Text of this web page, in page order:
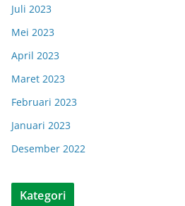
Juli 2023
Mei 2023
April 2023
Maret 2023
Februari 2023
Januari 2023
Desember 2022
Kategori